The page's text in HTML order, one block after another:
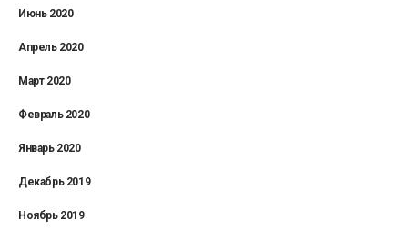
Июнь 2020
Апрель 2020
Март 2020
Февраль 2020
Январь 2020
Декабрь 2019
Ноябрь 2019